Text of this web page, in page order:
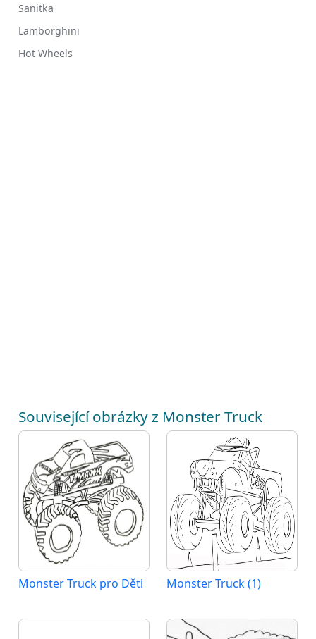
Sanitka
Lamborghini
Hot Wheels
Související obrázky z Monster Truck
Monster Truck pro Děti Monster Truck (1)